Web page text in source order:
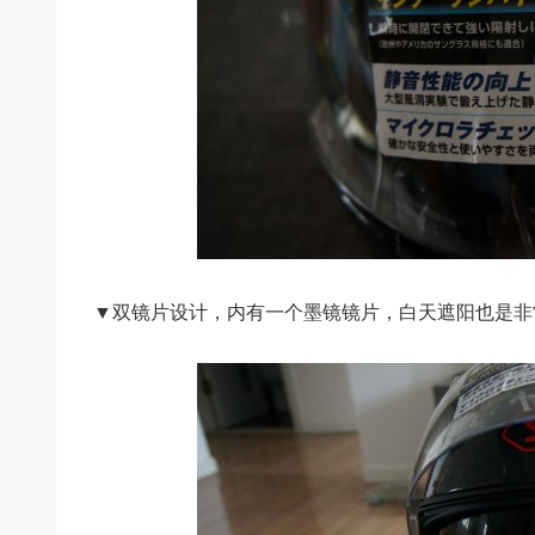
▼双镜片设计，内有一个墨镜镜片，白天遮阳也是